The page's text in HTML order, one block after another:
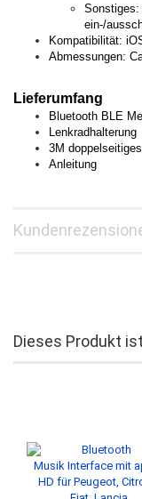
ein-/
Kompatibilität:
Abmessungen:
Lieferumfang
Bluetooth BLE
Lenkradhalterung
3M
Anleitung
Dieses Produkt